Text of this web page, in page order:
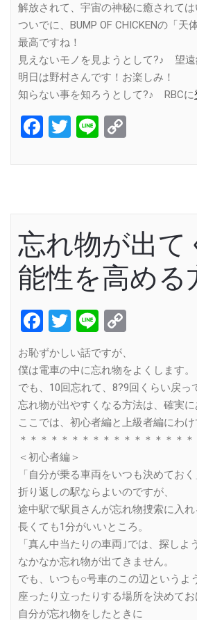
解放されて、宇宙の神秘に癒されて
ついでに、BUMP OF CHICKENの「天
最高ですね！
見えないモノを見ようとして?♪ 望遠
明日は野村さんです！お楽しみ！
知らない事を知ろうとして?♪ RBCに
Facebook
Twitter
Line
忘れ物が出て
能性を高める
Facebook
Twitter
Line
お恥ずかしい話ですが、
僕は電車の中に忘れ物をよくします。
でも、10回忘れて、8?9回くらい戻っ
忘れ物が出やすくなる方法は、確実に
ここでは、初心者編と上級者編にわけ
＊＊＊＊＊＊＊＊＊＊＊＊＊＊＊＊＊
＜初心者編＞
「自分が乗る車両をいつも決めておく
折り返しの駅ならよいのですが、
途中駅で駅員さんが忘れ物捜索に入れ
長くても1分がいいところ。
「真ん中当たりの車両｣では、探しよ
なかなか忘れ物が出てきません。
でも、いつも○号車のこの辺というよ
座ったり立ったりする場所を決めてお
自分が忘れ物をしたときに